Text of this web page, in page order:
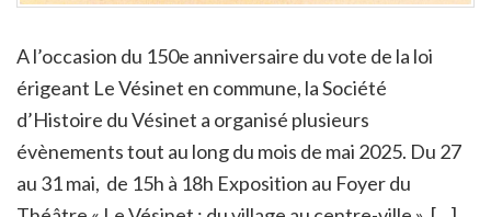
A l’occasion du 150e anniversaire du vote de la loi
érigeant Le Vésinet en commune, la Société
d’Histoire du Vésinet a organisé plusieurs
évènements tout au long du mois de mai 2025. Du 27
au 31 mai, de 15h à 18h Exposition au Foyer du